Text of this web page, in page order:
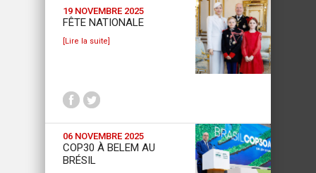
19 NOVEMBRE 2025
FÊTE NATIONALE
[Lire la suite]
06 NOVEMBRE 2025
COP30 À BELEM AU
BRÉSIL